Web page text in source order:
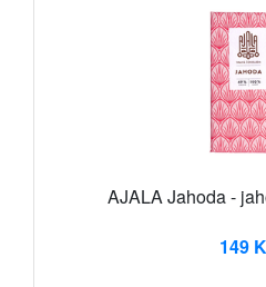
AJALA Jahoda -
149